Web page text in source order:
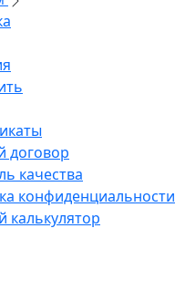
договор
качества
конфиденциальности
калькулятор